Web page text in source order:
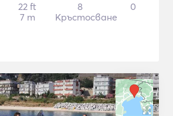
22 ft
7 m
8
Кръстосване
0